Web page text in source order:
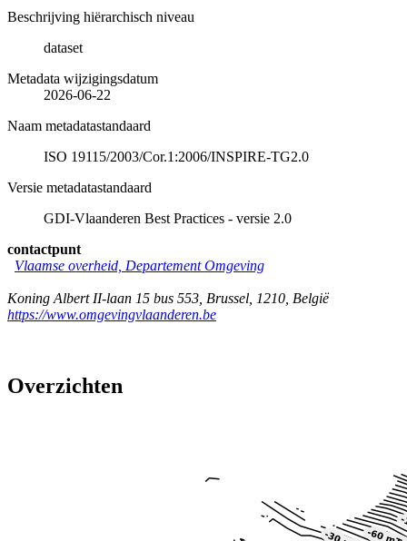
Beschrijving hiërarchisch niveau
dataset
Metadata wijzigingsdatum
2026-06-22
Naam metadatastandaard
ISO 19115/2003/Cor.1:2006/INSPIRE-TG2.0
Versie metadatastandaard
GDI-Vlaanderen Best Practices - versie 2.0
contactpunt
Vlaamse overheid, Departement Omgeving
Koning Albert II-laan 15 bus 553 Brussel 1210 België
https://www.omgevingvlaanderen.be
Overzichten